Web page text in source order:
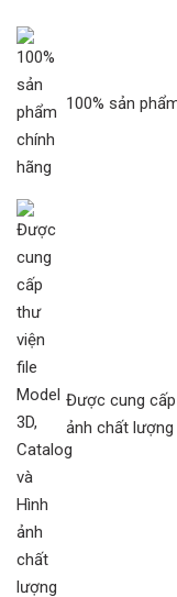
100% sản
Được cung cấp
ảnh chất